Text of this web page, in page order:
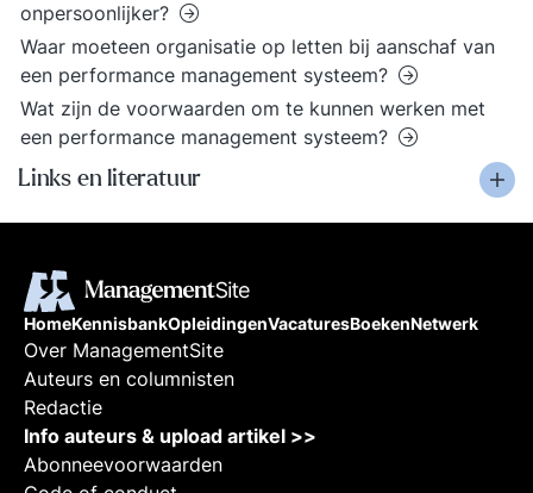
onpersoonlijker?
Waar moeteen organisatie op letten bij aanschaf van
een performance management systeem?
Wat zijn de voorwaarden om te kunnen werken met
een performance management systeem?
Links en literatuur
HomeKennisbankOpleidingenVacaturesBoekenNetwerk
Over ManagementSite
Auteurs en columnisten
Redactie
Info auteurs & upload artikel >>
Abonneevoorwaarden